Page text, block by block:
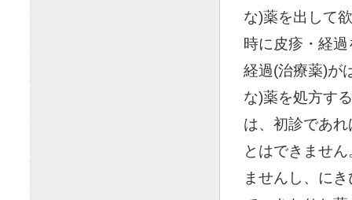
な)薬を出して
時に皮疹・経
経過(治療薬)が
な)薬を処方す
は、初診であ
とはできませ
ませんし、に